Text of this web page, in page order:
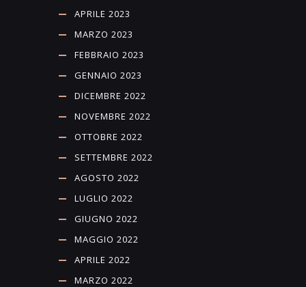
APRILE 2023
MARZO 2023
FEBBRAIO 2023
GENNAIO 2023
DICEMBRE 2022
NOVEMBRE 2022
OTTOBRE 2022
SETTEMBRE 2022
AGOSTO 2022
LUGLIO 2022
GIUGNO 2022
MAGGIO 2022
APRILE 2022
MARZO 2022